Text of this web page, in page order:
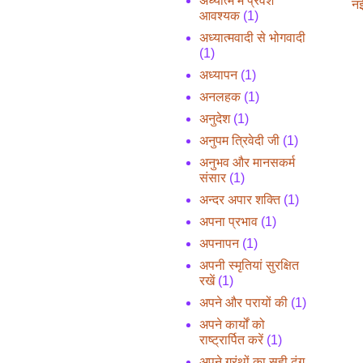
आवश्यक (1)
अध्यात्मवादी से भोगवादी
(1)
अध्यापन (1)
अनलहक (1)
अनुदेश (1)
अनुपम त्रिवेदी जी (1)
अनुभव और मानसकर्म
संसार (1)
अन्दर अपार शक्ति (1)
अपना प्रभाव (1)
अपनापन (1)
अपनी स्मृतियां सुरक्षित
रखें (1)
अपने और परायों की (1)
अपने कार्यों को
राष्ट्रार्पित करें (1)